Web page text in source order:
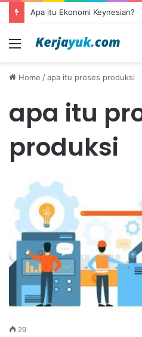
Apa itu Ekonomi Keynesian?
Menu
Home /apa itu proses produksi
apa itu
produksi
29